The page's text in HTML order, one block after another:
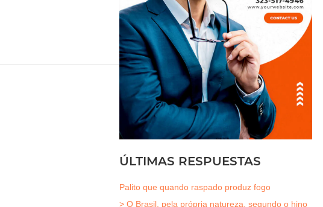
ÚLTIMAS RESPUESTAS
Palito que quando raspado produz fogo
> O Brasil, pela própria natureza, segundo o hino